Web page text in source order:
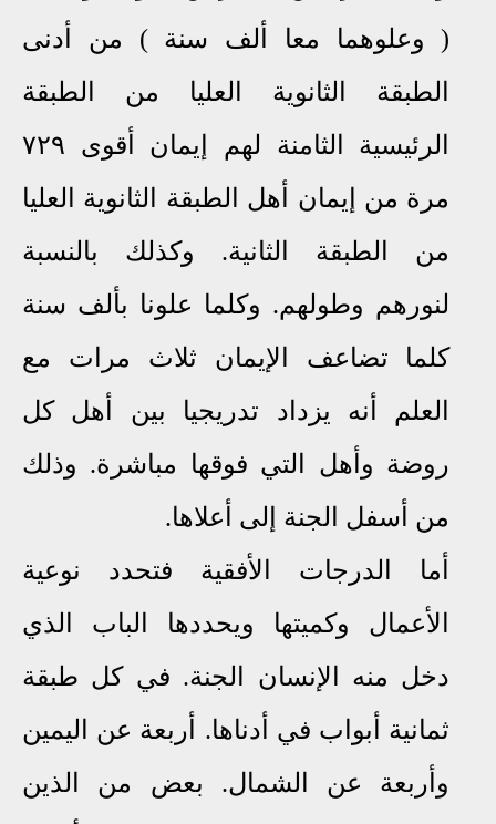
( وعلوهما معا ألف سنة ) من أدنى
الطبقة الثانوية العليا من الطبقة
الرئيسية الثامنة لهم إيمان أقوى ٧٢٩
مرة من إيمان أهل الطبقة الثانوية العليا
من الطبقة الثانية. وكذلك بالنسبة
لنورهم وطولهم. وكلما علونا بألف سنة
كلما تضاعف الإيمان ثلاث مرات مع
العلم أنه يزداد تدريجيا بين أهل كل
روضة وأهل التي فوقها مباشرة. وذلك
من أسفل الجنة إلى أعلاها.
أما الدرجات الأفقية فتحدد نوعية
الأعمال وكميتها ويحددها الباب الذي
دخل منه الإنسان الجنة. في كل طبقة
ثمانية أبواب في أدناها. أربعة عن اليمين
وأربعة عن الشمال. بعض من
الذين